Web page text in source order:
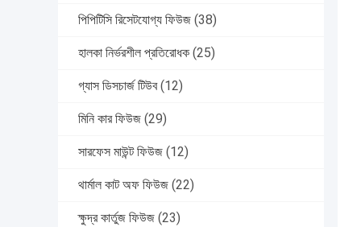
পিপিটিসি রিসেটযোগ্য ফিউজ (38)
হালকা নির্ভরশীল প্রতিরোধক (25)
গ্যাস ডিসচার্জ টিউব (12)
মিনি কার ফিউজ (29)
সারফেস মাউন্ট ফিউজ (12)
থার্মাল কাট অফ ফিউজ (22)
ক্ষুদ্র কার্তুজ ফিউজ (23)